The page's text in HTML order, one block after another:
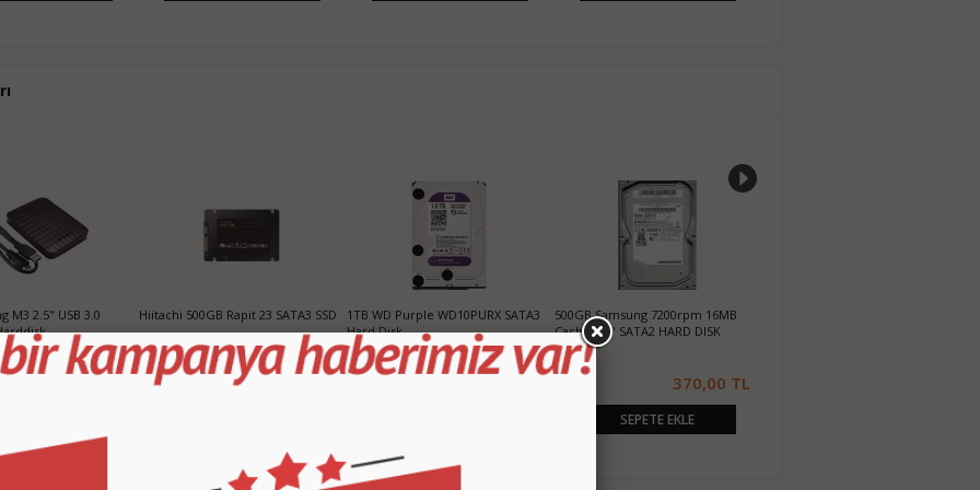
7200rpm 16MB
SATA2 HARD DISK
320GB Samsung M3 2.5" USB 3.0
Taşınabilir Harddisk
Hiitachi 250GB Rapit 23 SATA3 SSD 500GB Samsung M3 2.5" USB 3.0
Taşınabilir Harddisk
420,00 TL
SEPETE EKLE